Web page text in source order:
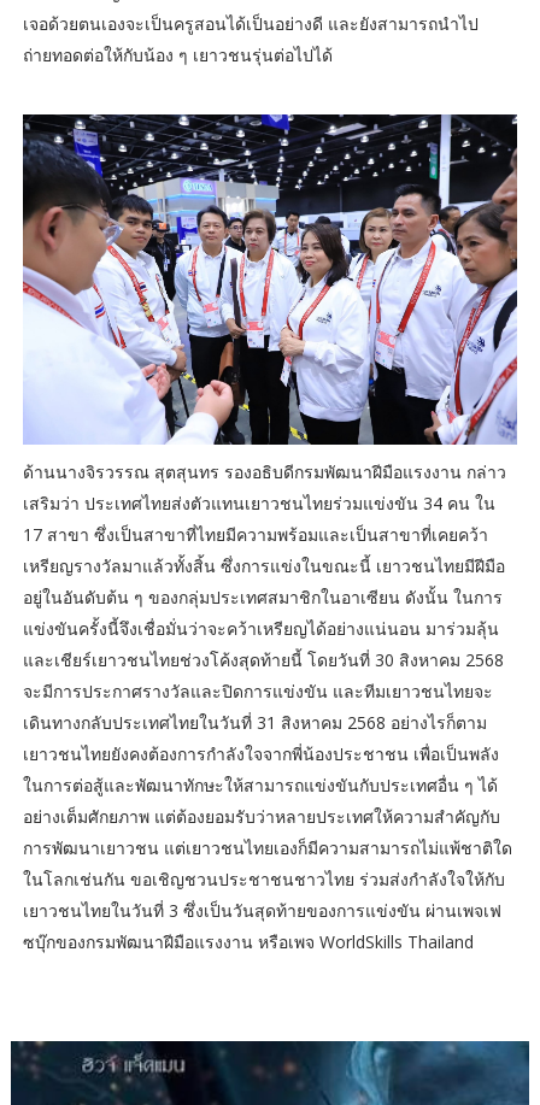
เจอด้วยตนเองจะเป็นครูสอนได้เป็นอย่างดี และยังสามารถนำไป
ถ่ายทอดต่อให้กับน้อง ๆ เยาวชนรุ่นต่อไปได้
ด้านนางจิรวรรณ สุตสุนทร รองอธิบดีกรมพัฒนาฝีมือแรงงาน กล่าว
เสริมว่า ประเทศไทยส่งตัวแทนเยาวชนไทยร่วมแข่งขัน 34 คน ใน
17 สาขา ซึ่งเป็นสาขาที่ไทยมีความพร้อมและเป็นสาขาที่เคยคว้า
เหรียญรางวัลมาแล้วทั้งสิ้น ซึ่งการแข่งในขณะนี้ เยาวชนไทยมีฝีมือ
อยู่ในอันดับต้น ๆ ของกลุ่มประเทศสมาชิกในอาเซียน ดังนั้น ในการ
แข่งขันครั้งนี้จึงเชื่อมั่นว่าจะคว้าเหรียญได้อย่างแน่นอน มาร่วมลุ้น
และเชียร์เยาวชนไทยช่วงโค้งสุดท้ายนี้ โดยวันที่ 30 สิงหาคม 2568
จะมีการประกาศรางวัลและปิดการแข่งขัน และทีมเยาวชนไทยจะ
เดินทางกลับประเทศไทยในวันที่ 31 สิงหาคม 2568 อย่างไรก็ตาม
เยาวชนไทยยังคงต้องการกำลังใจจากพี่น้องประชาชน เพื่อเป็นพลัง
ในการต่อสู้และพัฒนาทักษะให้สามารถแข่งขันกับประเทศอื่น ๆ ได้
อย่างเต็มศักยภาพ แต่ต้องยอมรับว่าหลายประเทศให้ความสำคัญกับ
การพัฒนาเยาวชน แต่เยาวชนไทยเองก็มีความสามารถไม่แพ้ชาติใด
ในโลกเช่นกัน ขอเชิญชวนประชาชนชาวไทย ร่วมส่งกำลังใจให้กับ
เยาวชนไทยในวันที่ 3 ซึ่งเป็นวันสุดท้ายของการแข่งขัน ผ่านเพจเฟ
ซบุ๊กของกรมพัฒนาฝีมือแรงงาน หรือเพจ WorldSkills Thailand